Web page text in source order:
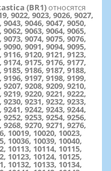
(BR1)относятся
9022, 9023, 9026, 9027,
9046, 9047, 9050,
9063, 9064, 9065,
9074, 9075, 9076,
9091, 9094, 9095,
9120, 9121, 9123,
9175, 9176, 9177,
9186, 9187, 9188,
9197, 9198, 9199,
9208, 9209, 9210,
9220, 9221, 9222,
9231, 9232, 9233,
9242, 9243, 9244,
9253, 9254, 9256,
9270, 9271, 9276,
10019, 10020, 10023,
10036, 10039, 10040,
10113, 10114, 10115,
10123, 10124, 10125,
10132, 10133, 10134,